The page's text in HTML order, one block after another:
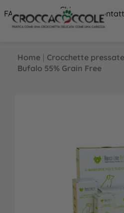
FAQs
Chi
siamo
Home | Crocchette
Bufalo 55% Grain Free